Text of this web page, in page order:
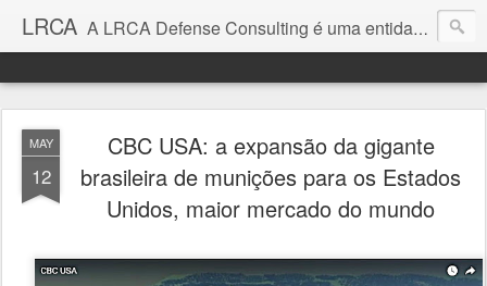
LRCA A LRCA Defense Consulting é uma entidade sem fins lucrativos que se dedica a produzir e divulgar notícias e análises sobre as Empresas de Defesa. Não somos jornalistas e nem este é um blog jornalístico.
MAY
12
CBC USA: a expansão da gigante
brasileira de munições para os Estados
Unidos, maior mercado do mundo